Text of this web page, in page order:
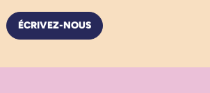
ÉCRIVEZ-NOUS